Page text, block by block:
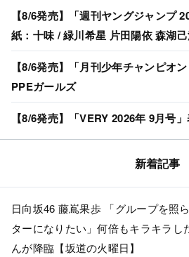
【8/6発売】「週刊ヤングジャンプ
紙：十味 / 緑川希星 片田陽依 森湖
【8/6発売】「月刊少年チャンピオ
PPEガールズ
【8/6発売】「VERY 2026年 9月号
新着記事
日向坂46 藤嶌果歩 「グループを照
ターになりたい」何倍もキラキラし
んが降臨【坂道の火曜日】